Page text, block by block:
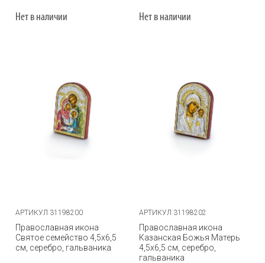
Нет в наличии Нет в наличии
АРТИКУЛ 31198200
Православная икона
Святое семейство 4,5х6,5
см, серебро, гальваника
АРТИКУЛ 31198202
Православная икона
Казанская Божья Матерь
4,5х6,5 см, серебро,
гальваника